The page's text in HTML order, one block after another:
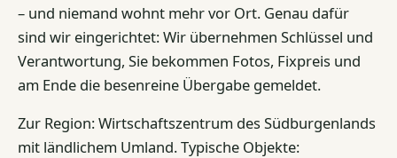
– und niemand wohnt mehr vor Ort. Genau dafür
sind wir eingerichtet: Wir übernehmen Schlüssel und
Verantwortung, Sie bekommen Fotos, Fixpreis und
am Ende die besenreine Übergabe gemeldet.
Zur Region: Wirtschaftszentrum des Südburgenlands
mit ländlichem Umland. Typische Objekte: